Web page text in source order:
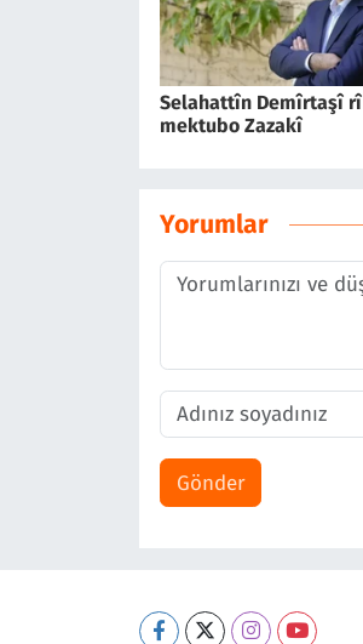
Selahattîn Demîrtaşî rî
mektubo Zazakî
Yorumlar
Gönder